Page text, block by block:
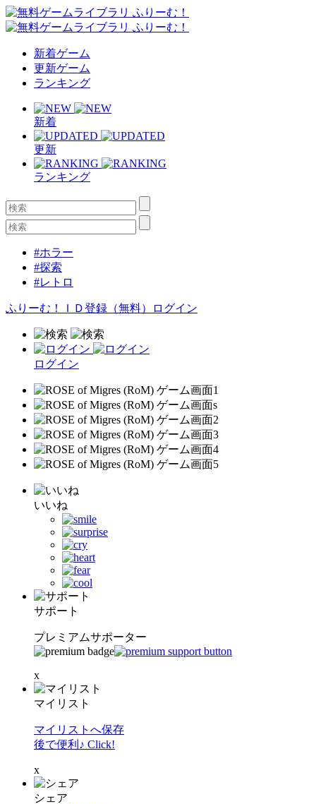
新着ゲーム
更新ゲーム
ランキング
新着
更新
ランキング
#ホラー
#探索
#レトロ
ふりーむ！ＩＤ登録（無料） ログイン
ログイン
いいね
サポート
プレミアムサポーター
x
マイリスト
マイリストへ保存
後で便利♪ Click!
x
シェア